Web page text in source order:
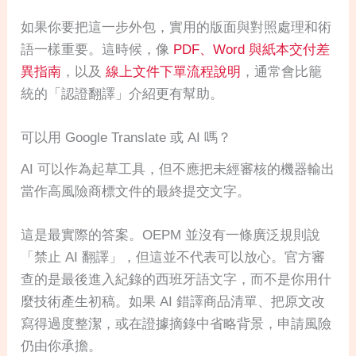
如果你要把這一步外包，實用的版面與對照處理和術
語一樣重要。這時候，像 PDF、Word 與紙本交付差
異指南 ，以及線上文件下單流程說明 ，通常會比籠
統的「認證翻譯」介紹更有幫助。
可以用 Google Translate 或 AI 嗎？
AI 可以作為起草工具，但不應把未經審核的機器輸出
當作高風險商標文件的最終提交文字。
這是最實際的答案。OEPM 並沒有一條廣泛規則說
「禁止 AI 翻譯」，但這並不代表可以放心。官方審
查的是最後進入紀錄的西班牙語文字，而不是你用什
麼技術產生初稿。如果 AI 錯譯商品清單、把原文改
寫得過度整潔，或在證據摘錄中省略背景，申請風險
仍由你承擔。